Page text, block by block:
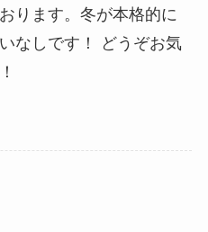
ります。冬が本格的に
なしです！ どうぞお気